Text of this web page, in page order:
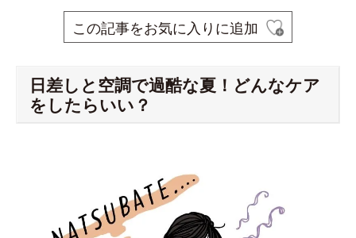
この記事をお気に入りに追加
日差しと空調で過酷な夏！どんなケア
をしたらいい？